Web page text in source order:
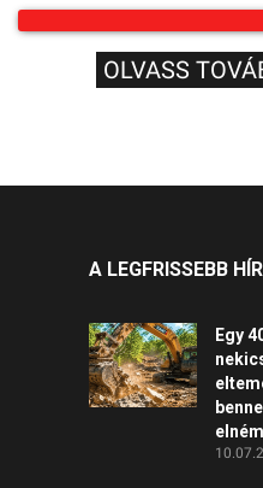
OLVASS
A LEGFRISSEBB
Egy